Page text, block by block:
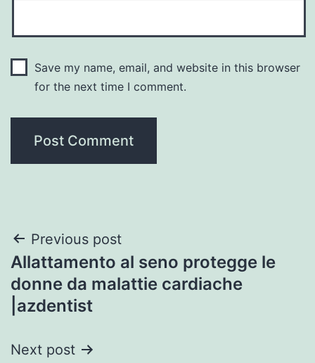
Save my name, email, and website in this browser
for the next time I comment.
Post
navigation
Previous post
Allattamento al seno protegge le
donne da malattie cardiache
|azdentist
Next post